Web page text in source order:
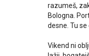
razumeš,
Bologna.
desne. Tu se
Vikend ni